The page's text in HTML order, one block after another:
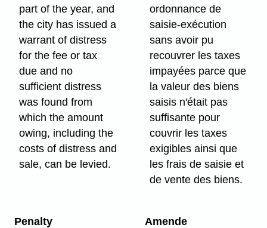
part of the year, and
the city has issued a
warrant of distress
for the fee or tax
due and no
sufficient distress
was found from
which the amount
owing, including the
costs of distress and
sale, can be levied.
ordonnance de
saisie-exécution
sans avoir pu
recouvrer les taxes
impayées parce que
la valeur des biens
saisis n'était pas
suffisante pour
couvrir les taxes
exigibles ainsi que
les frais de saisie et
de vente des biens.
Penalty
Amende